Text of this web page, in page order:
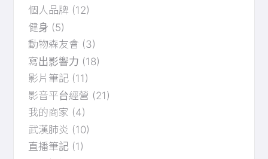
個人品牌 (12)
健身 (5)
動物森友會 (3)
寫出影響力 (18)
影片筆記 (11)
影音平台經營 (21)
我的商家 (4)
武漢肺炎 (10)
直播筆記 (1)